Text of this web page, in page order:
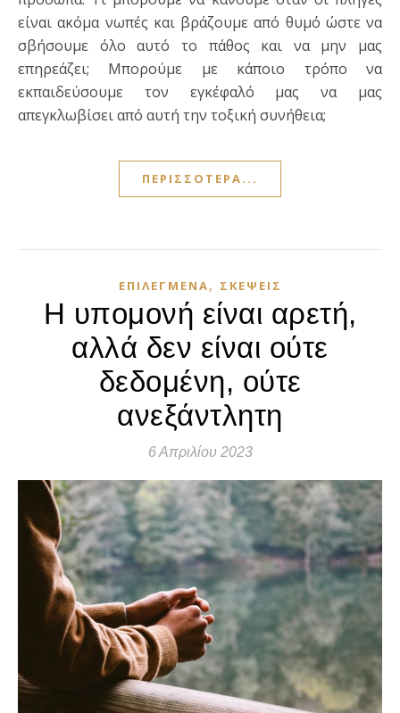
είναι ακόμα νωπές και βράζουμε από θυμό ώστε να
σβήσουμε όλο αυτό το πάθος και να μην μας
επηρεάζει; Μπορούμε με κάποιο τρόπο να
εκπαιδεύσουμε τον εγκέφαλό μας να μας
απεγκλωβίσει από αυτή την τοξική συνήθεια;
ΠΕΡΙΣΣΌΤΕΡΑ...
ΕΠΙΛΕΓΜΈΝΑ, ΣΚΈΨΕΙΣ
Η υπομονή είναι αρετή,
αλλά δεν είναι ούτε
δεδομένη, ούτε
ανεξάντλητη
6 Απριλίου 2023